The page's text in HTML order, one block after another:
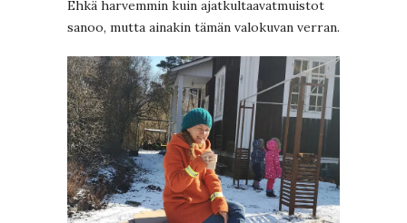
Ehkä harvemmin kuin ajatkultaavatmuistot
sanoo, mutta ainakin tämän valokuvan verran.